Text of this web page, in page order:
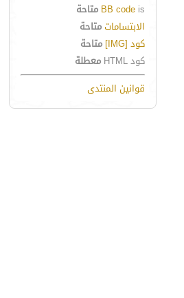
BB code is
متاحة
الابتساماتمتاحة
كود [IMG]
متاحة
كود HTML
معطلة
قوانين المنتدى